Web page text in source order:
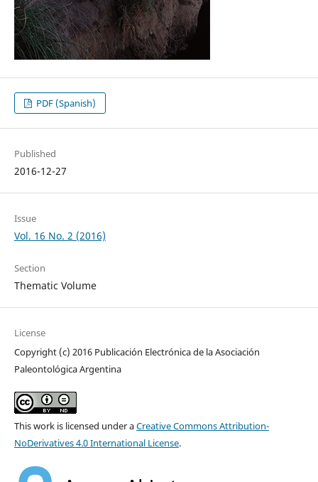
PDF (Spanish)
Published
2016-12-27
Issue
Vol. 16 No. 2 (2016)
Section
Thematic Volume
License
Copyright (c) 2016 Publicación Electrónica de la Asociación
Paleontológica Argentina
This work is licensed under aCreative Commons Attribution-
NoDerivatives 4.0 International License.